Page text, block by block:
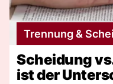
Trennung &
Scheidung
ist der